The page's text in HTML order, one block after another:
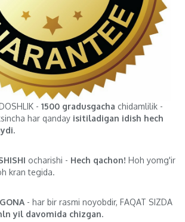
- 1500 gradusgacha chidamlilik -
har qanday isitiladigan idish hech
ocharishi - Hech qachon! Hoh yomg'ir
kran tegida.
- har bir rasmi noyobdir, FAQAT SIZDA
yil davomida chizgan.